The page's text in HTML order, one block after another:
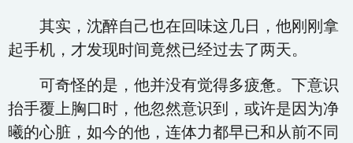
其实，沈醉自己也在回味这几日，他刚刚拿
起手机，才发现时间竟然已经过去了两天。
可奇怪的是，他并没有觉得多疲惫。下意识
抬手覆上胸口时，他忽然意识到，或许是因为净
曦的心脏，如今的他，连体力都早已和从前不同